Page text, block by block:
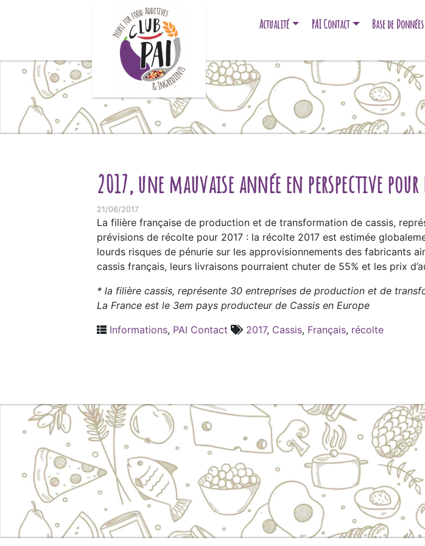
Actualité PAI Contact Base de Données
2017, une mauvaise année en perspective
21/06/2017
La filière française de production et de transformation de cassis,
prévisions de récolte pour 2017 : la récolte 2017 est estimée
lourds risques de pénurie sur les approvisionnements des fabricants
cassis français, leurs livraisons pourraient chuter de 55% et les prix
* la filière cassis, représente 30 entreprises de production et de
La France est le 3em pays producteur de Cassis en Europe
Informations, PAI Contact 2017, Cassis, Français, récolte